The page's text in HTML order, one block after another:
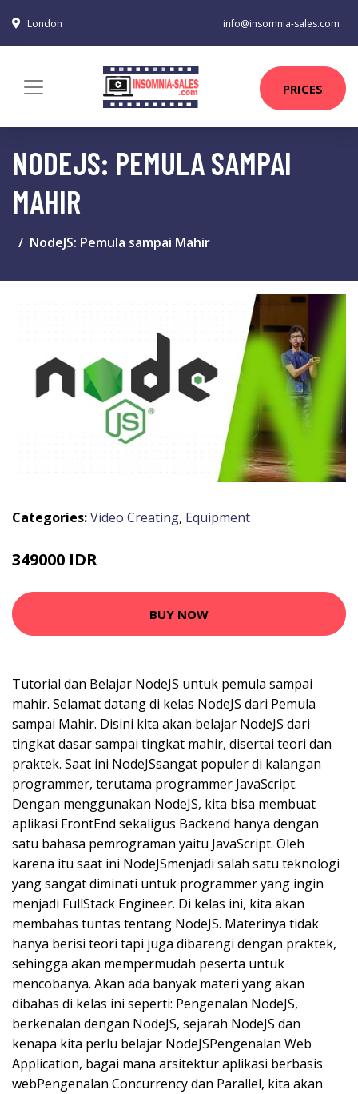
London info@insomnia-sales.com
PRICES
NODEJS: PEMULA SAMPAI
MAHIR
NodeJS: Pemula sampai Mahir
Categories:Video Creating, Equipment
349000 IDR
BUY NOW
Tutorial dan Belajar NodeJS untuk pemula sampai
mahir. Selamat datang di kelas NodeJS dari Pemula
sampai Mahir. Disini kita akan belajar NodeJS dari
tingkat dasar sampai tingkat mahir, disertai teori dan
praktek. Saat ini NodeJSsangat populer di kalangan
programmer, terutama programmer JavaScript.
Dengan menggunakan NodeJS, kita bisa membuat
aplikasi FrontEnd sekaligus Backend hanya dengan
satu bahasa pemrograman yaitu JavaScript. Oleh
karena itu saat ini NodeJSmenjadi salah satu teknologi
yang sangat diminati untuk programmer yang ingin
menjadi FullStack Engineer. Di kelas ini, kita akan
membahas tuntas tentang NodeJS. Materinya tidak
hanya berisi teori tapi juga dibarengi dengan praktek,
sehingga akan mempermudah peserta untuk
mencobanya. Akan ada banyak materi yang akan
dibahas di kelas ini seperti: Pengenalan NodeJS,
berkenalan dengan NodeJS, sejarah NodeJS dan
kenapa kita perlu belajar NodeJSPengenalan Web
Application, bagai mana arsitektur aplikasi berbasis
webPengenalan Concurrency dan Parallel, kita akan